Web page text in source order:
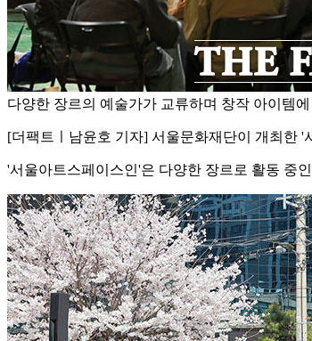
다양한 장르의 예술가가 교류하며 창작 아이템
[더팩트ㅣ남윤호 기자] 서울문화재단이 개최한 '
'서울아트스페이스인'은 다양한 장르로 활동 중